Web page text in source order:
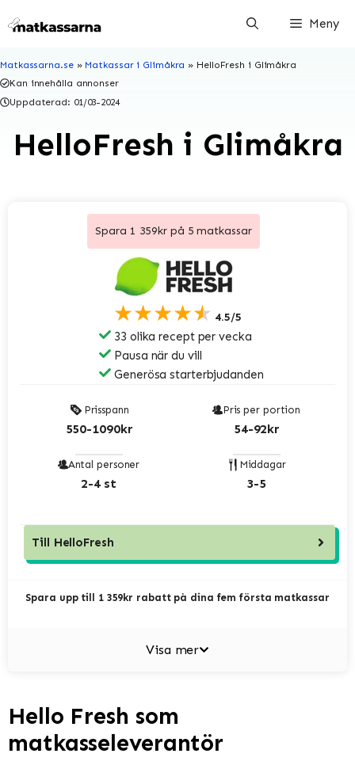
till
Meny
Matkassarna.se» Matkassar i Glimåkra » HelloFresh i Glimåkra
Kan innehålla annonser
Uppdaterad: 01/03-2024
HelloFresh i Glimåkra
Spara 1 359kr på 5 matkassar
★★★★★ 4.5/5
33 olika recept per vecka
Pausa när du vill
Generösa starterbjudanden
Prisspann
550-1090kr
Pris per portion
54-92kr
Antal personer
2-4 st
Middagar
3-5
Till HelloFresh
Spara upp till 1 359kr rabatt på dina fem första matkassar
Visa mer
Hello Fresh som
matkasseleverantör